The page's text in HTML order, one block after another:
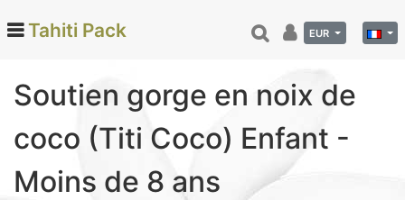
Monoi de Tahiti (66)
Tamanu (12)
Tahiti Pack EUR
Soutien gorge en noix de
coco (Titi Coco) Enfant -
Moins de 8 ans